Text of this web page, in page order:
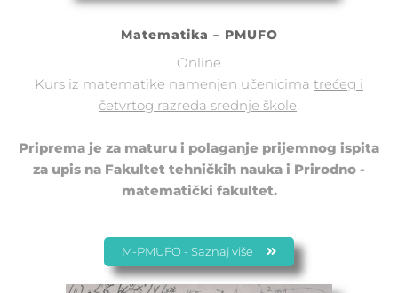
Matematika – PMUFO
Online
Kurs iz matematike namenjen učenicima trećeg i
četvrtog razreda srednje škole.
Priprema je za maturu i polaganje prijemnog ispita
za upis na Fakultet tehničkih nauka i Prirodno -
matematički fakultet.
M-PMUFO - Saznaj više